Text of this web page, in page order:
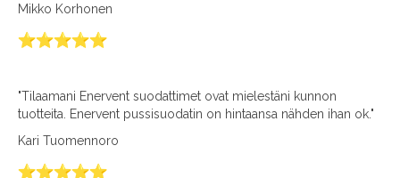
Mikko Korhonen
"Tilaamani Enervent suodattimet ovat mielestäni kunnon
tuotteita. Enervent pussisuodatin on hintaansa nähden ihan ok."
Kari Tuomennoro